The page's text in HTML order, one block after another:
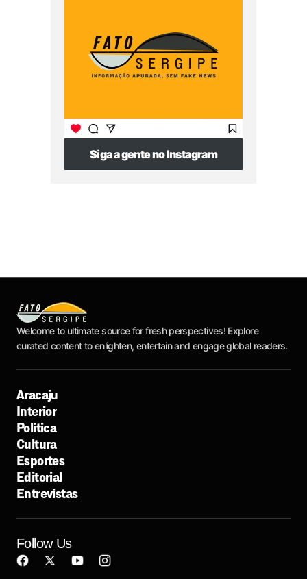
Siga a gente no Instagram
Welcome to ultimate source for fresh perspectives! Explore
curated content to enlighten, entertain and engage global readers.
Aracaju
Interior
Política
Cultura
Esportes
Editorial
Entrevistas
Follow Us